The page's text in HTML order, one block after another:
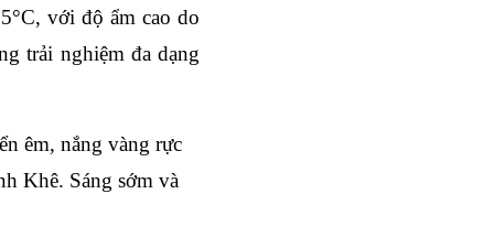
với độ ẩm cao do
trải nghiệm đa dạng
êm, nắng vàng rực
Khê. Sáng sớm và